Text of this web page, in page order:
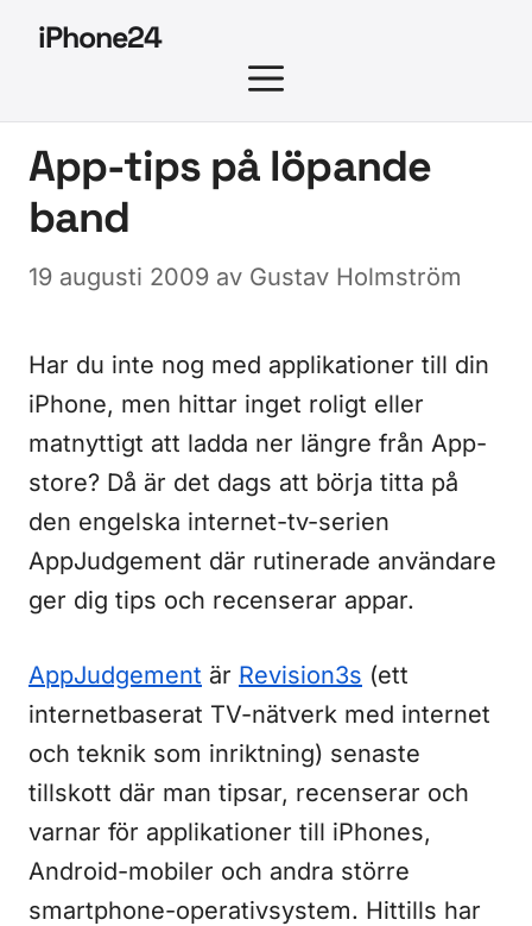
iPhone24
MENY
App-tips på löpande
band
19 augusti 2009 av Gustav Holmström
Har du inte nog med applikationer till din
iPhone, men hittar inget roligt eller
matnyttigt att ladda ner längre från App-
store? Då är det dags att börja titta på
den engelska internet-tv-serien
AppJudgement där rutinerade användare
ger dig tips och recenserar appar.
AppJudgement är Revision3s (ett
internetbaserat TV-nätverk med internet
och teknik som inriktning) senaste
tillskott där man tipsar, recenserar och
varnar för applikationer till iPhones,
Android-mobiler och andra större
smartphone-operativsystem. Hittills har